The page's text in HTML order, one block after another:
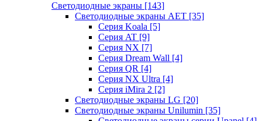
Светодиодные экраны [143]
Светодиодные экраны AET [35]
Cерия Koala [5]
Серия AT [9]
Серия NX [7]
Серия Dream Wall [4]
Серия QR [4]
Серия NX Ultra [4]
Серия iMira 2 [2]
Светодиодные экраны LG [20]
Светодиодные экраны Unilumin [35]